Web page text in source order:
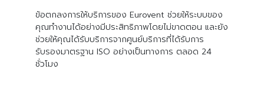
ข้อตกลงการให้บริการของ Eurovent ช่วยให้ระบบของ
คุณทำงานได้อย่างมีประสิทธิภาพโดยไม่ขาดตอน และยัง
ช่วยให้คุณได้รับบริการจากศูนย์บริการที่ได้รับการ
รับรองมาตรฐาน ISO อย่างเป็นทางการ ตลอด 24
ชั่วโมง